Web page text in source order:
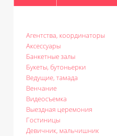
Агентства, координаторы
Аксессуары
Банкетные залы
Букеты, бутоньерки
Ведущие, тамада
Венчание
Видеосъемка
Выездная церемония
Гостиницы
Девичник, мальчишник